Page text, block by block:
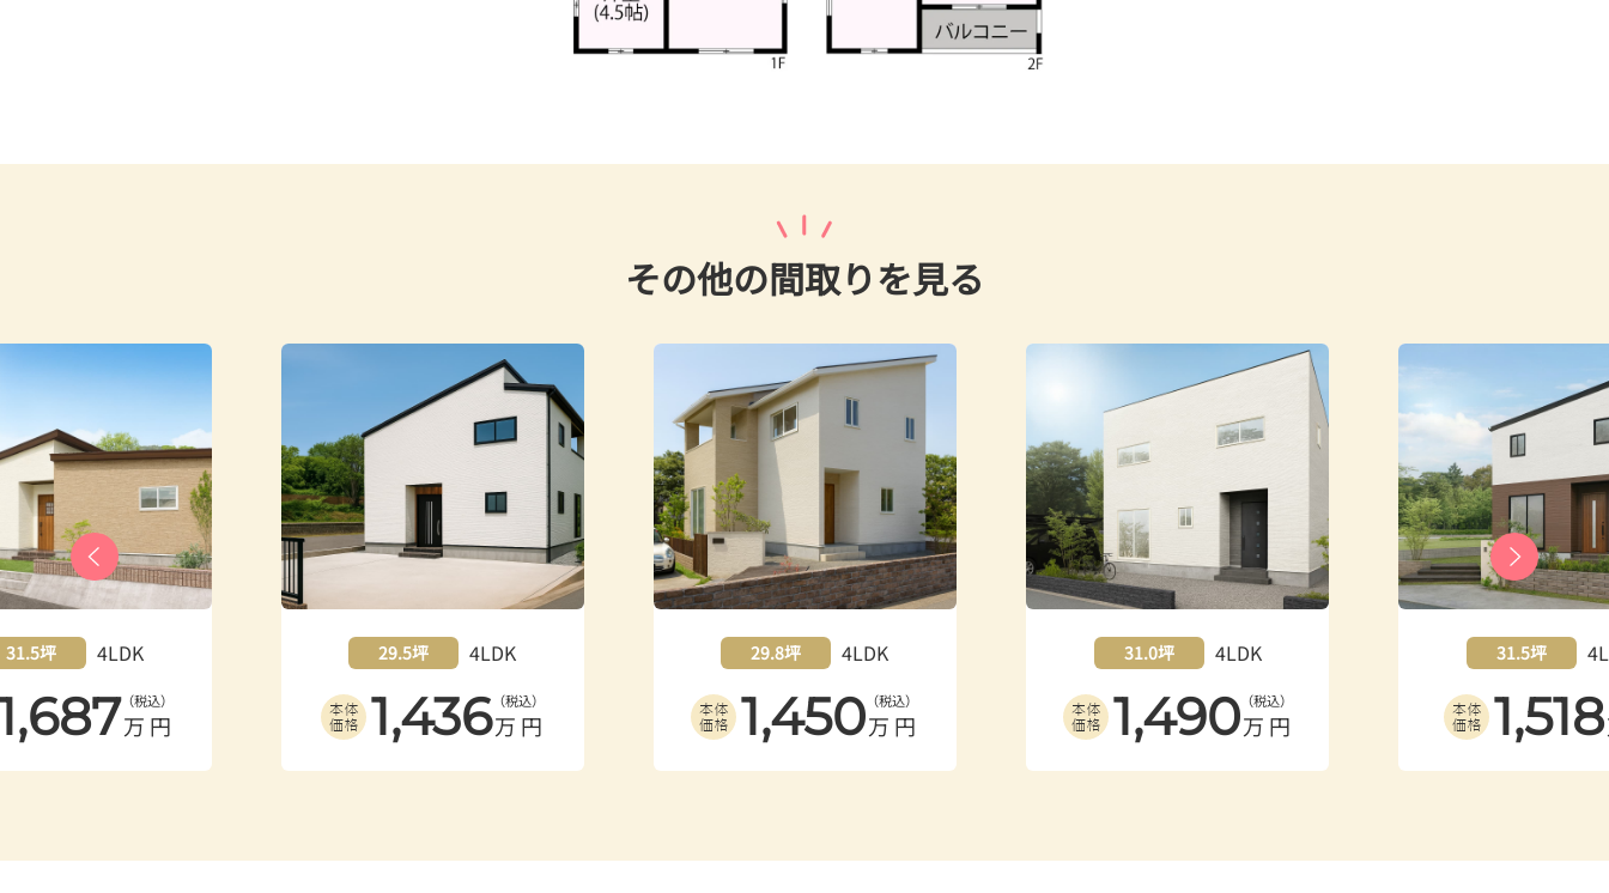
その他の間取りを見る
29.5坪 4LDK
万円
（税込）
29.8坪 4LDK
1,450万円
（税込）
31.0坪 4LDK
1,490万円
（税込）
31.5坪 4LDK
1,518万円
（税込）
32.3坪
1,547